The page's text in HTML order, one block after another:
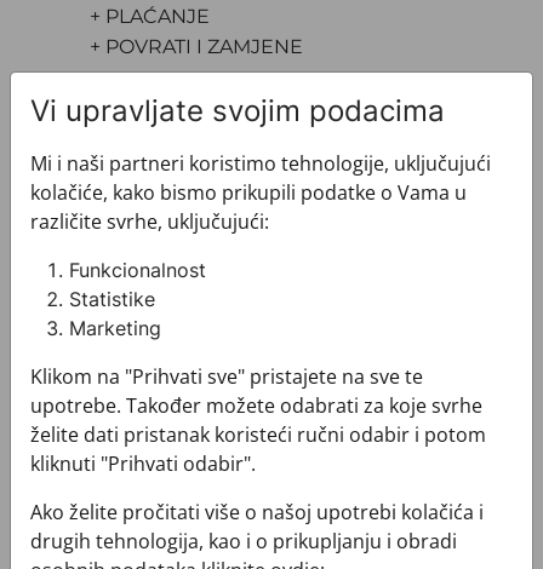
+ PLAĆANJE
+ POVRATI I ZAMJENE
Pogledajte i ovo
Vi upravljate svojim podacima
Mi i naši partneri koristimo tehnologije, uključujući
kolačiće, kako bismo prikupili podatke o Vama u
različite svrhe, uključujući:
Funkcionalnost
Statistike
Marketing
Klikom na "Prihvati sve" pristajete na sve te
upotrebe. Također možete odabrati za koje svrhe
želite dati pristanak koristeći ručni odabir i potom
kliknuti "Prihvati odabir".
Ako želite pročitati više o našoj upotrebi kolačića i
drugih tehnologija, kao i o prikupljanju i obradi